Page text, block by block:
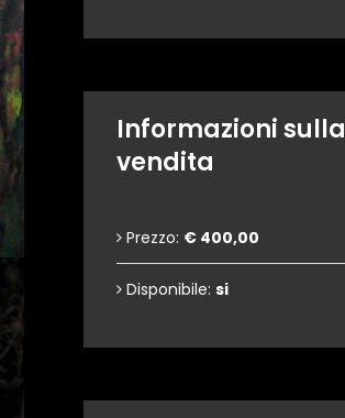
Informazioni sulla
vendita
Prezzo: € 400,00
Disponibile: si